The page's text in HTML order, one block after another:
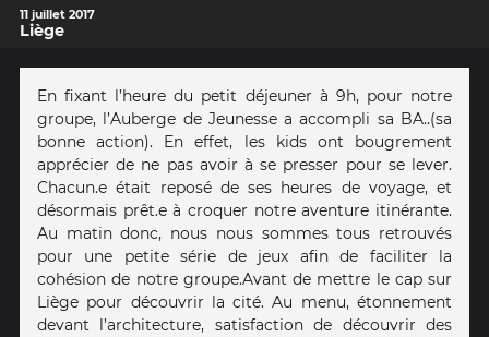
11 juillet 2017
Liège
En fixant l’heure du petit déjeuner à 9h, pour notre
groupe, l’Auberge de Jeunesse a accompli sa BA..(sa
bonne action). En effet, les kids ont bougrement
apprécier de ne pas avoir à se presser pour se lever.
Chacun.e était reposé de ses heures de voyage, et
désormais prêt.e à croquer notre aventure itinérante.
Au matin donc, nous nous sommes tous retrouvés
pour une petite série de jeux afin de faciliter la
cohésion de notre groupe. Avant de mettre le cap sur
Liège pour découvrir la cité. Au menu, étonnement
devant l’architecture, satisfaction de découvrir des